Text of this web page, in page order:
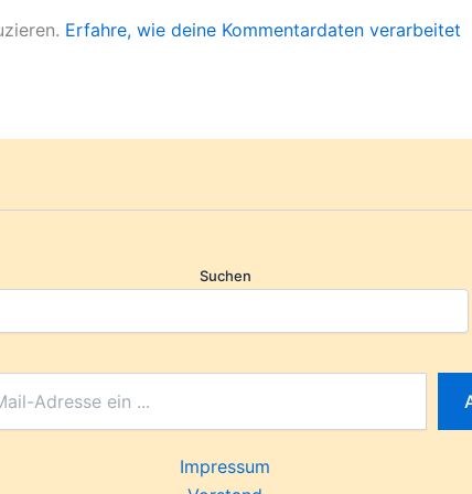
Erfahre, wie deine Kommentardaten verarbeitet
Suchen
Impressum